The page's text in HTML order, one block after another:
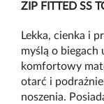
ZIP FITTED SS
Lekka, cienka i
myślą o biegach
komfortowy
otarć i
noszenia.